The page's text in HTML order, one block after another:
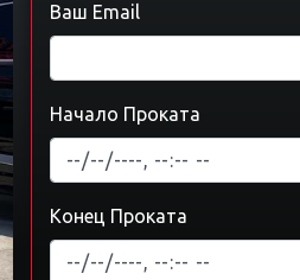
Ваш Email
Начало Проката
Конец Проката